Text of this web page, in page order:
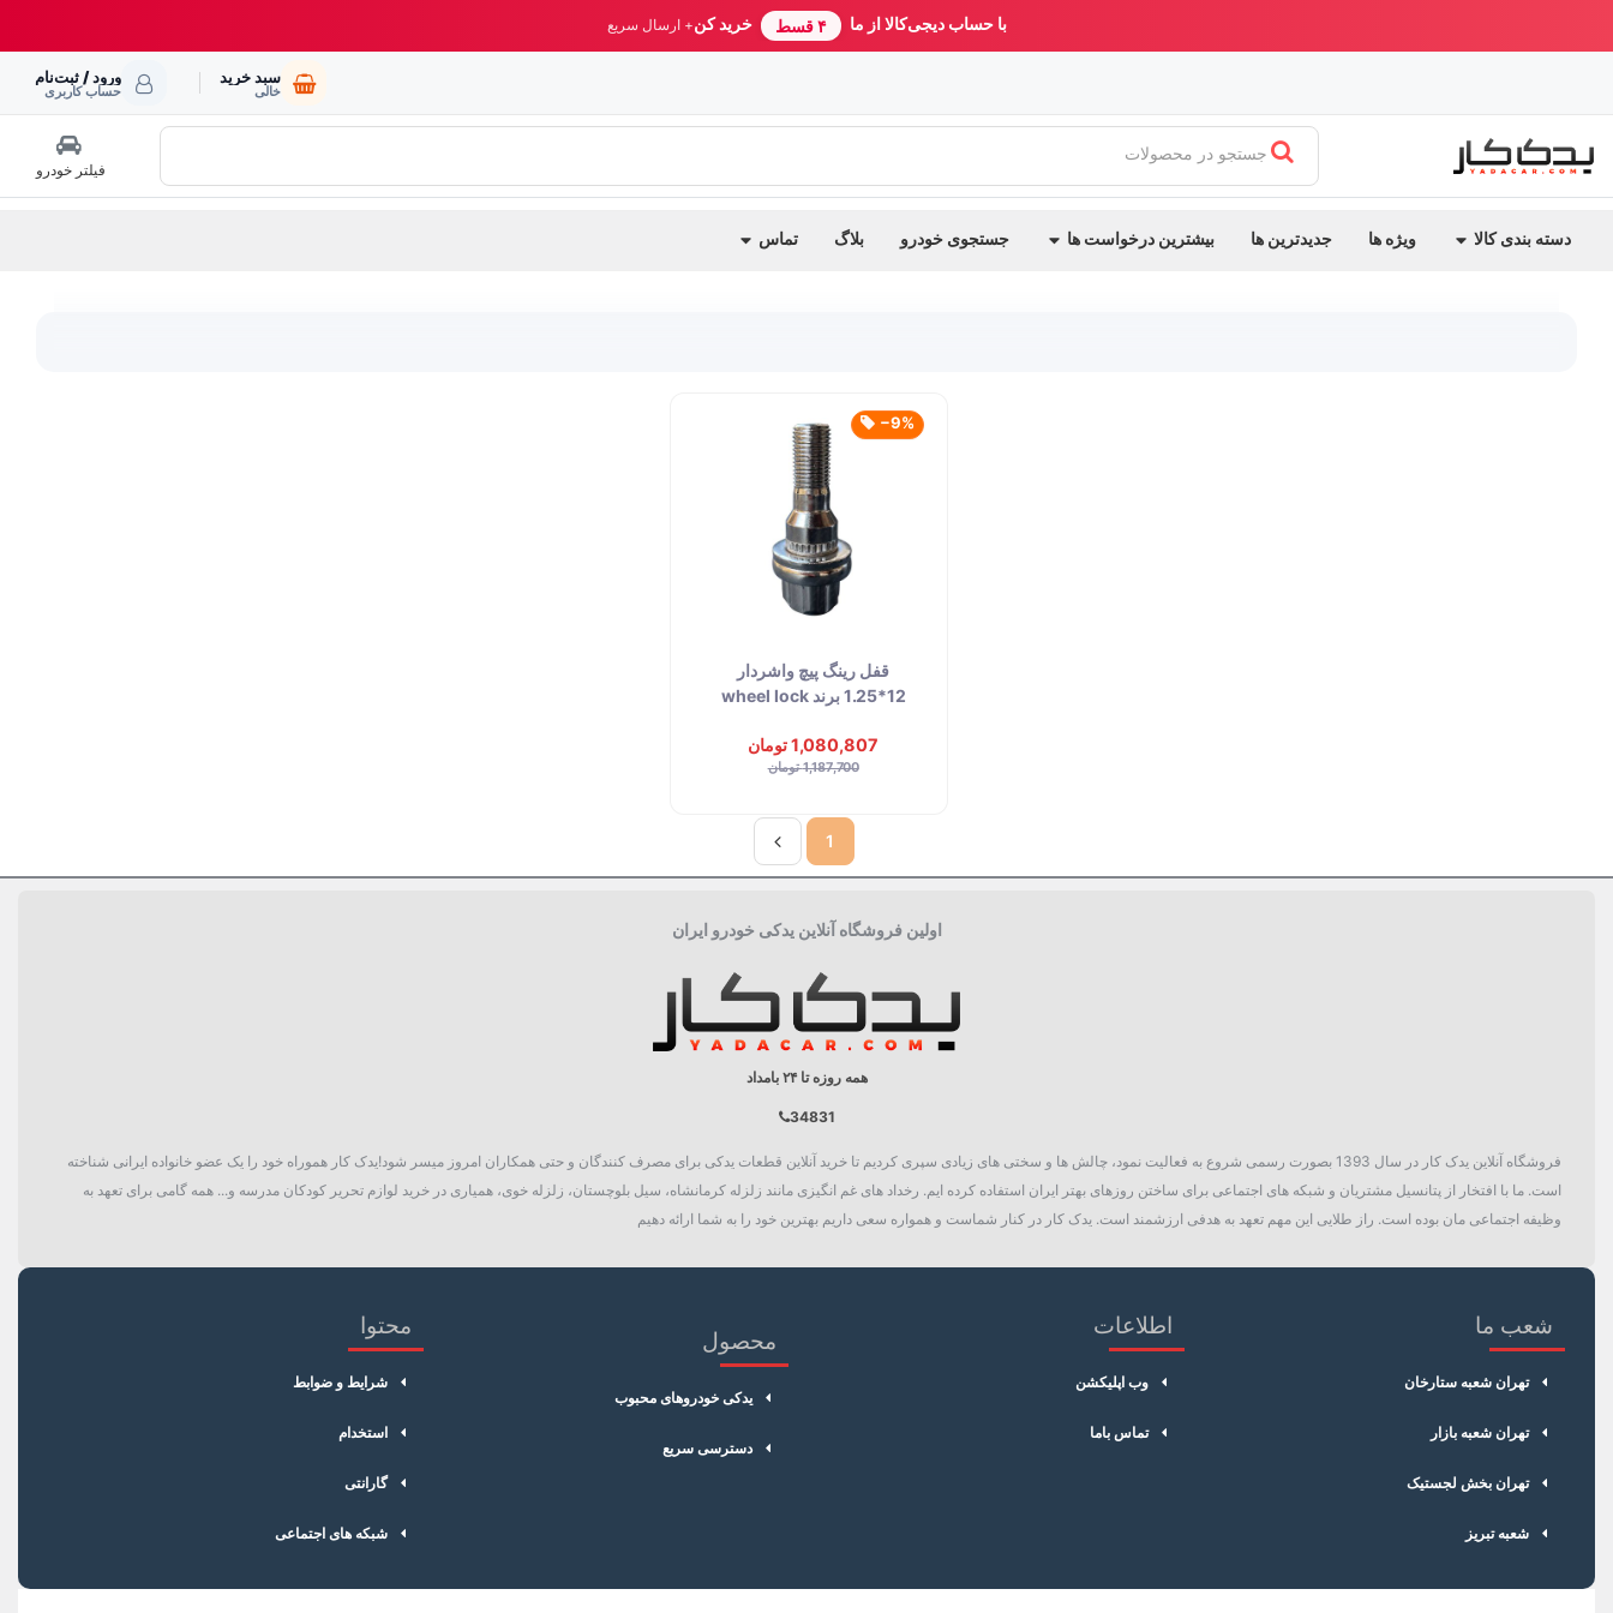
با حساب دیجی‌کالا از ما ۴ قسط خرید کن+ ارسال سریع
سبد خرید
خالی
ورود / ثبت‌نام
حساب کاربری
جستجو در محصولات
فیلتر خودرو
دسته بندی کالا ویژه ها جدیدترین ها بیشترین درخواست ها جستجوی خودرو بلاگ تماس
‎−9%
قفل رینگ پیچ واشردار
12*1.25 برند wheel lock
1,080,807 تومان
1,187,700 تومان
1
اولین فروشگاه آنلاین یدکی خودرو ایران
همه روزه تا ۲۴ بامداد
34831
فروشگاه آنلاین یدک کار در سال 1393 بصورت رسمی شروع به فعالیت نمود، چالش ها و سختی های زیادی سپری کردیم تا خرید آنلاین قطعات یدکی برای مصرف کنندگان و حتی همکاران امروز میسر شود!یدک کار هموراه خود را یک عضو خانواده ایرانی شناخته
است. ما با افتخار از پتانسیل مشتریان و شبکه های اجتماعی برای ساختن روزهای بهتر ایران استفاده کرده ایم. رخداد های غم انگیزی مانند زلزله کرمانشاه، سیل بلوچستان، زلزله خوی، همیاری در خرید لوازم تحریر کودکان مدرسه و... همه گامی برای تعهد به
وظیفه اجتماعی مان بوده است. راز طلایی این مهم تعهد به هدفی ارزشمند است. یدک کار در کنار شماست و همواره سعی داریم بهترین خود را به شما ارائه دهیم
شعب ما
تهران شعبه ستارخان
تهران شعبه بازار
تهران بخش لجستیک
شعبه تبریز
اطلاعات
وب اپلیکشن
تماس باما
محصول
یدکی خودروهای محبوب
دسترسی سریع
محتوا
شرایط و ضوابط
استخدام
گارانتی
شبکه های اجتماعی